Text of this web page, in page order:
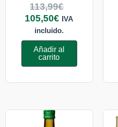
113,99€
105,50€ IVA
incluido.
Añadir al
carrito